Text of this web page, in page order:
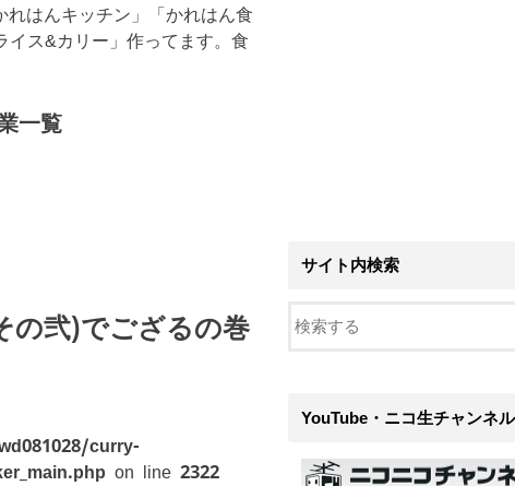
はんキッチン」「かれはん食
ス&カリー」作ってます。食
一覧
の弐)でござるの巻
curry-
on line 2322
サイト内検索
YouTube・ニコ生チャンネ